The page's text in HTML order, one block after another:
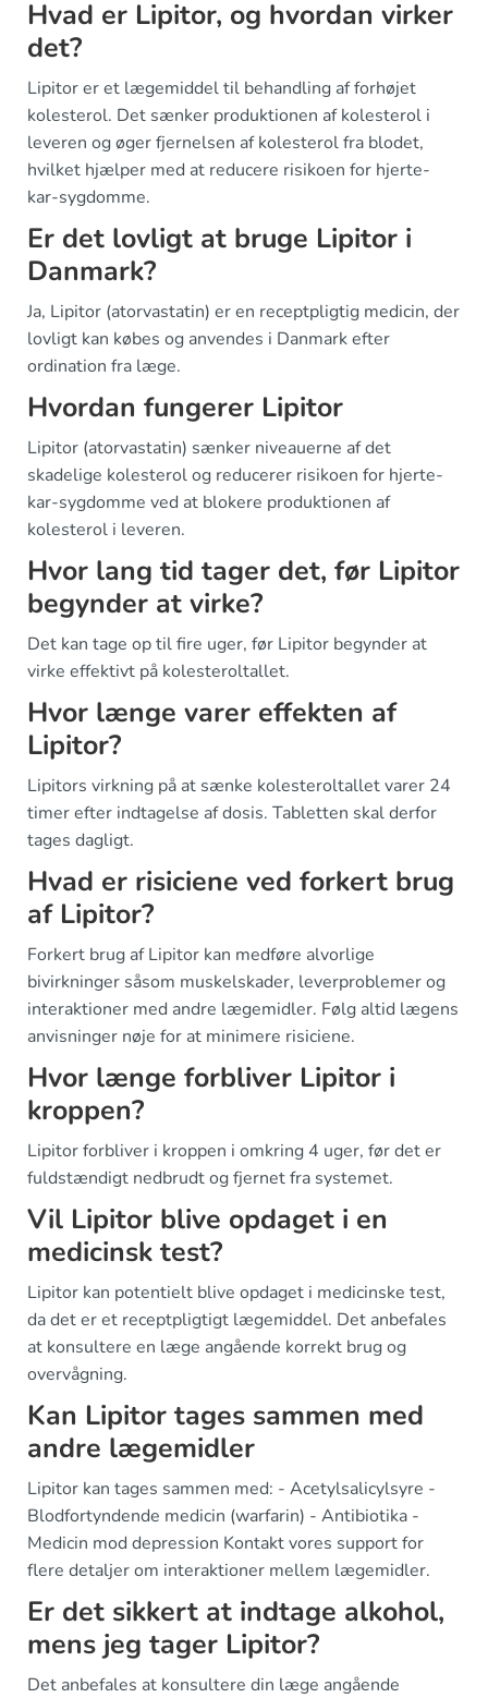
Hvad er Lipitor, og hvordan virker
det?
Lipitor er et lægemiddel til behandling af forhøjet
kolesterol. Det sænker produktionen af kolesterol i
leveren og øger fjernelsen af kolesterol fra blodet,
hvilket hjælper med at reducere risikoen for hjerte-
kar-sygdomme.
Er det lovligt at bruge Lipitor i
Danmark?
Ja, Lipitor (atorvastatin) er en receptpligtig medicin, der
lovligt kan købes og anvendes i Danmark efter
ordination fra læge.
Hvordan fungerer Lipitor
Lipitor (atorvastatin) sænker niveauerne af det
skadelige kolesterol og reducerer risikoen for hjerte-
kar-sygdomme ved at blokere produktionen af
kolesterol i leveren.
Hvor lang tid tager det, før Lipitor
begynder at virke?
Det kan tage op til fire uger, før Lipitor begynder at
virke effektivt på kolesteroltallet.
Hvor længe varer effekten af
Lipitor?
Lipitors virkning på at sænke kolesteroltallet varer 24
timer efter indtagelse af dosis. Tabletten skal derfor
tages dagligt.
Hvad er risiciene ved forkert brug
af Lipitor?
Forkert brug af Lipitor kan medføre alvorlige
bivirkninger såsom muskelskader, leverproblemer og
interaktioner med andre lægemidler. Følg altid lægens
anvisninger nøje for at minimere risiciene.
Hvor længe forbliver Lipitor i
kroppen?
Lipitor forbliver i kroppen i omkring 4 uger, før det er
fuldstændigt nedbrudt og fjernet fra systemet.
Vil Lipitor blive opdaget i en
medicinsk test?
Lipitor kan potentielt blive opdaget i medicinske test,
da det er et receptpligtigt lægemiddel. Det anbefales
at konsultere en læge angående korrekt brug og
overvågning.
Kan Lipitor tages sammen med
andre lægemidler
Lipitor kan tages sammen med: - Acetylsalicylsyre -
Blodfortyndende medicin (warfarin) - Antibiotika -
Medicin mod depression Kontakt vores support for
flere detaljer om interaktioner mellem lægemidler.
Er det sikkert at indtage alkohol,
mens jeg tager Lipitor?
Det anbefales at konsultere din læge angående